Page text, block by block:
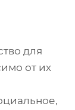
для
от их